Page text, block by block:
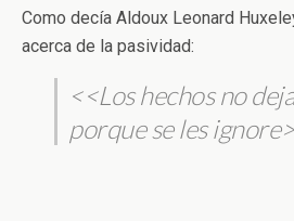
Como decía Aldoux Leonard
acerca de la pasividad:
<<Los hechos no
porque se les